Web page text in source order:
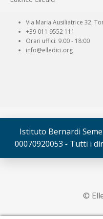
Via Maria Ausiliatrice 32,
+39 011 9552 111
Orari uffici: 9.00 - 18:00
info@elledici.org
Istituto Bernardi
00070920053 - Tutti i
©